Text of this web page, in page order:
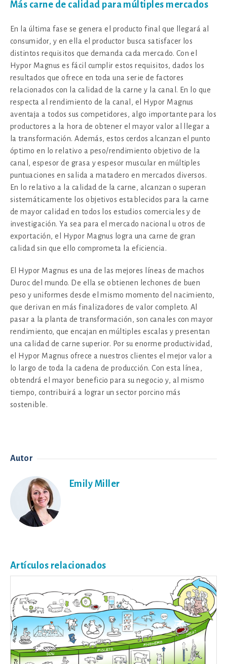
Más carne de calidad para múltiples mercados
En la última fase se genera el producto final que llegará al
consumidor, y en ella el productor busca satisfacer los
distintos requisitos que demanda cada mercado. Con el
Hypor Magnus es fácil cumplir estos requisitos, dados los
resultados que ofrece en toda una serie de factores
relacionados con la calidad de la carne y la canal. En lo que
respecta al rendimiento de la canal, el Hypor Magnus
aventaja a todos sus competidores, algo importante para los
productores a la hora de obtener el mayor valor al llegar a
la transformación. Además, estos cerdos alcanzan el punto
óptimo en lo relativo a peso/rendimiento objetivo de la
canal, espesor de grasa y espesor muscular en múltiples
puntuaciones en salida a matadero en mercados diversos.
En lo relativo a la calidad de la carne, alcanzan o superan
sistemáticamente los objetivos establecidos para la carne
de mayor calidad en todos los estudios comerciales y de
investigación. Ya sea para el mercado nacional u otros de
exportación, el Hypor Magnus logra una carne de gran
calidad sin que ello comprometa la eficiencia.
El Hypor Magnus es una de las mejores líneas de machos
Duroc del mundo. De ella se obtienen lechones de buen
peso y uniformes desde el mismo momento del nacimiento,
que derivan en más finalizadores de valor completo. Al
pasar a la planta de transformación, son canales con mayor
rendimiento, que encajan en múltiples escalas y presentan
una calidad de carne superior. Por su enorme productividad,
el Hypor Magnus ofrece a nuestros clientes el mejor valor a
lo largo de toda la cadena de producción. Con esta línea,
obtendrá el mayor beneficio para su negocio y, al mismo
tiempo, contribuirá a lograr un sector porcino más
sostenible.
Autor
Emily Miller
Artículos relacionados